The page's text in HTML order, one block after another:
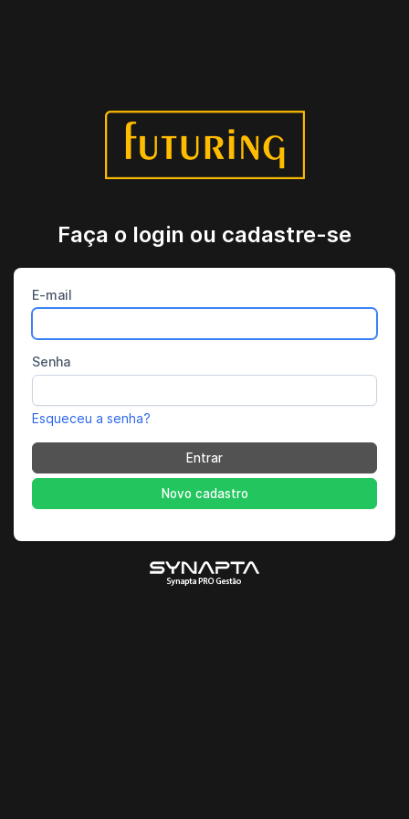
Faça o login ou cadastre-se
E-mail
Senha
Esqueceu a senha?
Entrar
Novo cadastro